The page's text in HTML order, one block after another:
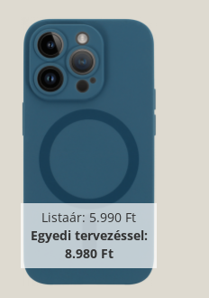
Listaár: 5.990 Ft
Egyedi tervezéssel:
8.980 Ft